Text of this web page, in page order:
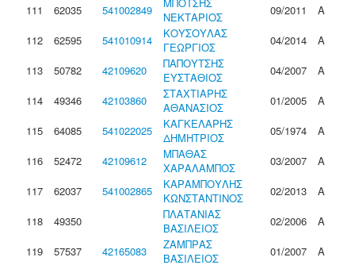
111
62035 541002849
ΝΕΚΤΑΡΙΟΣ
09/2011
Α
112
62595 541010914
ΚΟΥΣΟΥΛΑΣ
ΓΕΩΡΓΙΟΣ
04/2014
Α
113
50782 42109620
ΠΑΠΟΥΤΣΗΣ
ΕΥΣΤΑΘΙΟΣ
04/2007
Α
114
49346 42103860
ΣΤΑΧΤΙΑΡΗΣ
ΑΘΑΝΑΣΙΟΣ
01/2005
Α
115
64085 541022025
ΚΑΓΚΕΛΑΡΗΣ
ΔΗΜΗΤΡΙΟΣ
05/1974
Α
116
52472 42109612
ΜΠΑΘΑΣ
ΧΑΡΑΛΑΜΠΟΣ
03/2007
Α
117
62037 541002865
ΚΑΡΑΜΠΟΥΛΗΣ
ΚΩΝΣΤΑΝΤΙΝΟΣ
02/2013
Α
118
49350
ΠΛΑΤΑΝΙΑΣ
ΒΑΣΙΛΕΙΟΣ
02/2006
Α
119
57537 42165083
ΖΑΜΠΡΑΣ
ΒΑΣΙΛΕΙΟΣ
01/2007 Α